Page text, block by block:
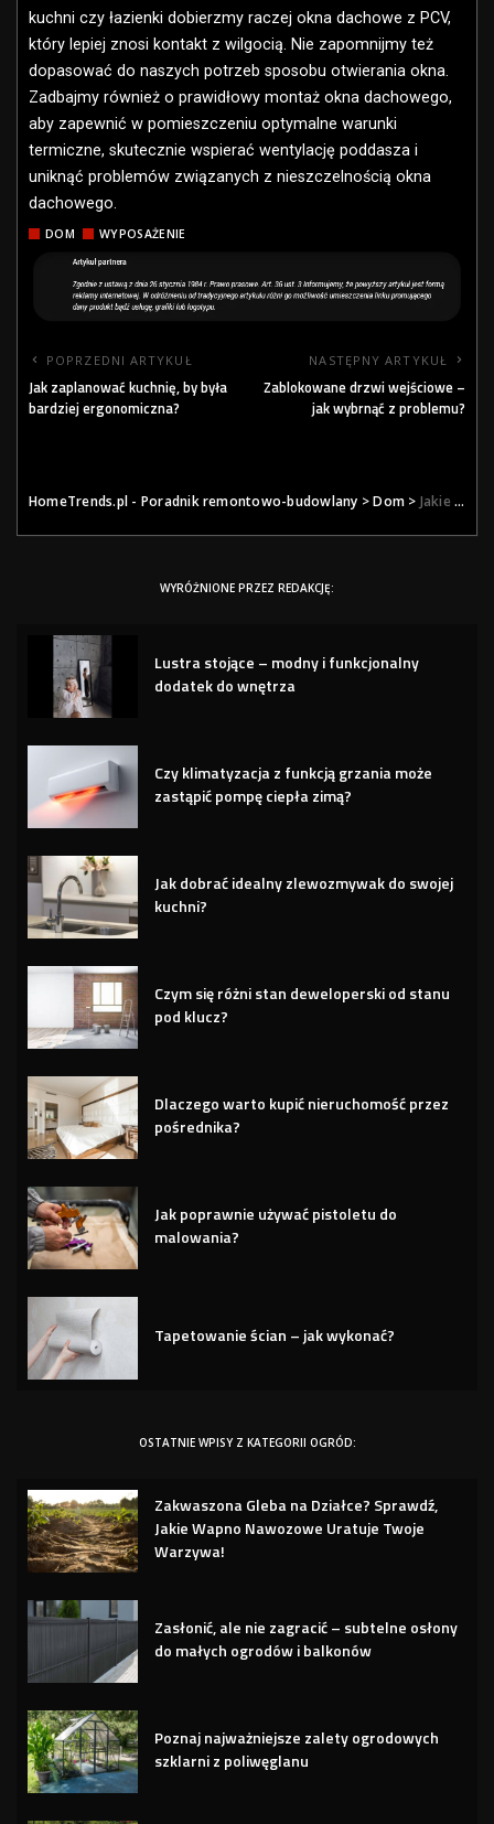
kuchni czy łazienki dobierzmy raczej okna dachowe z PCV,
który lepiej znosi kontakt z wilgocią. Nie zapomnijmy też
dopasować do naszych potrzeb sposobu otwierania okna.
Zadbajmy również o prawidłowy montaż okna dachowego,
aby zapewnić w pomieszczeniu optymalne warunki
termiczne, skutecznie wspierać wentylację poddasza i
uniknąć problemów związanych z nieszczelnością okna
dachowego.
DOM WYPOSAŻENIE
POPRZEDNI ARTYKUŁ
Jak zaplanować kuchnię, by była
bardziej ergonomiczna?
NASTĘPNY ARTYKUŁ
Zablokowane drzwi wejściowe –
jak wybrnąć z problemu?
HomeTrends.pl - Poradnik remontowo-budowlany >Dom > Jakie są najlepsze okna dachowe do małych pomieszczeń?
WYRÓŻNIONE PRZEZ REDAKCJĘ:
Lustra stojące – modny i funkcjonalny
dodatek do wnętrza
Czy klimatyzacja z funkcją grzania może
zastąpić pompę ciepła zimą?
Jak dobrać idealny zlewozmywak do swojej
kuchni?
Czym się różni stan deweloperski od stanu
pod klucz?
Dlaczego warto kupić nieruchomość przez
pośrednika?
Jak poprawnie używać pistoletu do
malowania?
Tapetowanie ścian – jak wykonać?
OSTATNIE WPISY Z KATEGORII OGRÓD:
Zakwaszona Gleba na Działce? Sprawdź,
Jakie Wapno Nawozowe Uratuje Twoje
Warzywa!
Zasłonić, ale nie zagracić – subtelne osłony
do małych ogrodów i balkonów
Poznaj najważniejsze zalety ogrodowych
szklarni z poliwęglanu